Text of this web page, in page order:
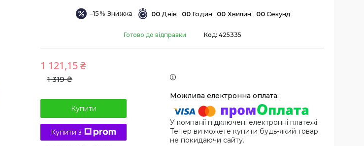
–15% 00 Днів 00 Годин 00 Хвилин 00 Секунд
Готово до відправки Код: 425335
1 319 ₴
1 121,15 ₴
Купити
Купити з
У компанії підключені електронні платежі.
Тепер ви можете купити будь-який товар
не покидаючи сайту.